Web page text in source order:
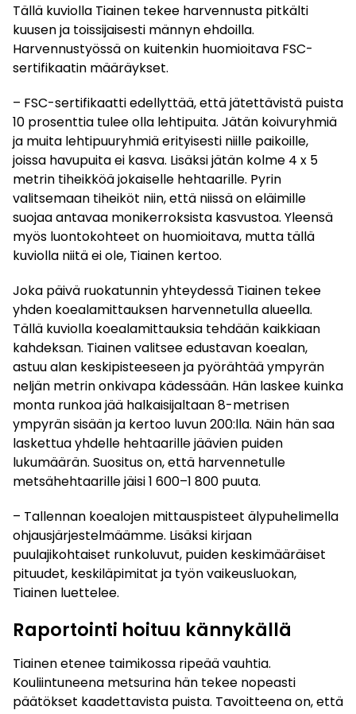
Tällä kuviolla Tiainen tekee harvennusta pitkälti
kuusen ja toissijaisesti männyn ehdoilla.
Harvennustyössä on kuitenkin huomioitava FSC-
sertifikaatin määräykset.
– FSC-sertifikaatti edellyttää, että jätettävistä puista
10 prosenttia tulee olla lehtipuita. Jätän koivuryhmiä
ja muita lehtipuuryhmiä erityisesti niille paikoille,
joissa havupuita ei kasva. Lisäksi jätän kolme 4 x 5
metrin tiheikköä jokaiselle hehtaarille. Pyrin
valitsemaan tiheiköt niin, että niissä on eläimille
suojaa antavaa monikerroksista kasvustoa. Yleensä
myös luontokohteet on huomioitava, mutta tällä
kuviolla niitä ei ole, Tiainen kertoo.
Joka päivä ruokatunnin yhteydessä Tiainen tekee
yhden koealamittauksen harvennetulla alueella.
Tällä kuviolla koealamittauksia tehdään kaikkiaan
kahdeksan. Tiainen valitsee edustavan koealan,
astuu alan keskipisteeseen ja pyörähtää ympyrän
neljän metrin onkivapa kädessään. Hän laskee kuinka
monta runkoa jää halkaisijaltaan 8-metrisen
ympyrän sisään ja kertoo luvun 200:lla. Näin hän saa
laskettua yhdelle hehtaarille jäävien puiden
lukumäärän. Suositus on, että harvennetulle
metsähehtaarille jäisi 1 600–1 800 puuta.
– Tallennan koealojen mittauspisteet älypuhelimella
ohjausjärjestelmäämme. Lisäksi kirjaan
puulajikohtaiset runkoluvut, puiden keskimääräiset
pituudet, keskiläpimitat ja työn vaikeusluokan,
Tiainen luettelee.
Raportointi hoituu kännykällä
Tiainen etenee taimikossa ripeää vauhtia.
Kouliintuneena metsurina hän tekee nopeasti
päätökset kaadettavista puista. Tavoitteena on, että